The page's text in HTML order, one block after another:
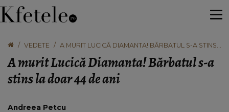
VEDETE
A MURIT LUCICĂ DIAMANTA! BĂRBATUL S-A STINS
A murit Lucică Diamanta! Bărbatul s-a
stins la doar 44 de ani
Andreea Petcu